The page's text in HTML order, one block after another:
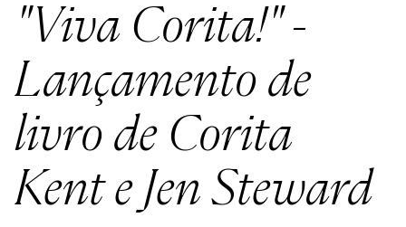
"Viva Corita!" -
Lançamento de
livro de Corita
Kent e Jen Steward